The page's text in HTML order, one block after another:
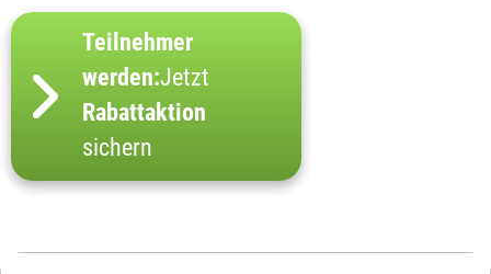
Teilnehmer
werden:Jetzt
Rabattaktion
sichern